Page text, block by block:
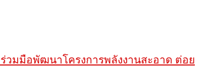
ร่วมมือพัฒนาโครงการพลังงานสะอาด ต่อย